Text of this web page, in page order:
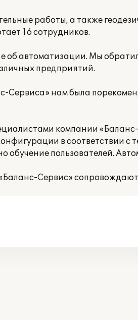
работы, а также
16 сотрудников.
об автоматизации. Мы
предприятий.
нам была
компании
в соответствии с
обучение пользователей.
Сервис»